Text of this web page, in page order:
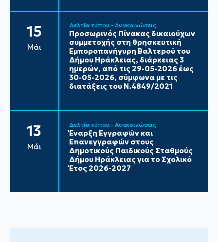
15
Μάι
Δελτία τύπου - Ανακοινώσεις
Προσωρινός Πίνακας δικαιούχων
συμμετοχής στη θρησκευτική
Εμποροπανήγυρη Βαλτερού του
Δήμου Ηράκλειας, διάρκειας 3
ημερών, από τις 29-05-2026 έως
30-05-2026, σύμφωνα με τις
διατάξεις του Ν.4849/2021
13
Μάι
Δελτία τύπου - Ανακοινώσεις
Έναρξη Εγγραφών και
Επανεγγραφών στους
Δημοτικούς Παιδικούς Σταθμούς
Δήμου Ηράκλειας για το Σχολικό
Έτος 2026-2027